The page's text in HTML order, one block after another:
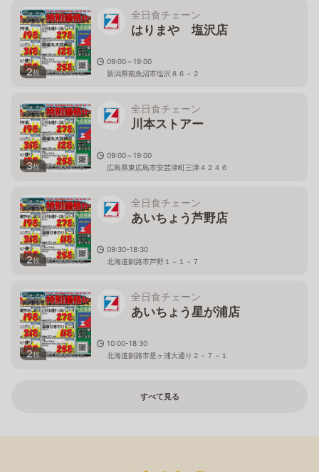
2枚
全日食チェーン
はりまや 塩沢店
09:00～19:00
新潟県南魚沼市塩沢８６－２
3枚
全日食チェーン
川本ストアー
09:00～19:00
広島県東広島市安芸津町三津４２４６
2枚
全日食チェーン
あいちょう芦野店
09:30-18:30
北海道釧路市芦野１－１－７
2枚
全日食チェーン
あいちょう星が浦店
10:00-18:30
北海道釧路市星ヶ浦大通り２－７－１
すべて見る